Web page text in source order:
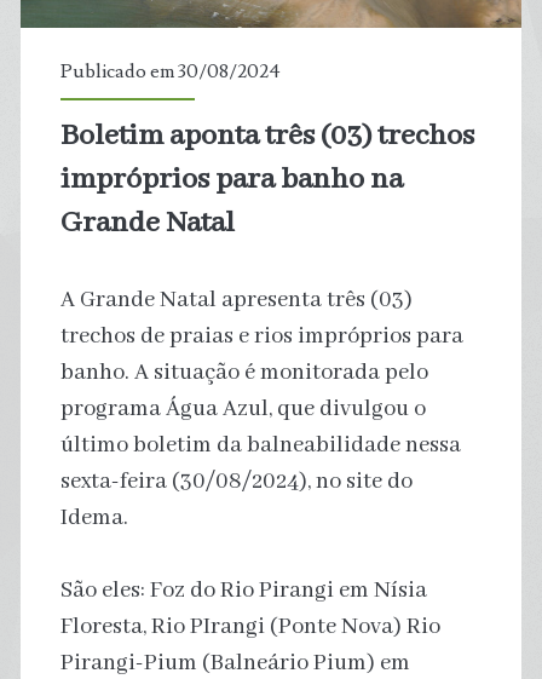
Publicado em 30/08/2024
Boletim aponta três (03) trechos
impróprios para banho na
Grande Natal
A Grande Natal apresenta três (03)
trechos de praias e rios impróprios para
banho. A situação é monitorada pelo
programa Água Azul, que divulgou o
último boletim da balneabilidade nessa
sexta-feira (30/08/2024), no site do
Idema.
São eles: Foz do Rio Pirangi em Nísia
Floresta, Rio PIrangi (Ponte Nova) Rio
Pirangi-Pium (Balneário Pium) em